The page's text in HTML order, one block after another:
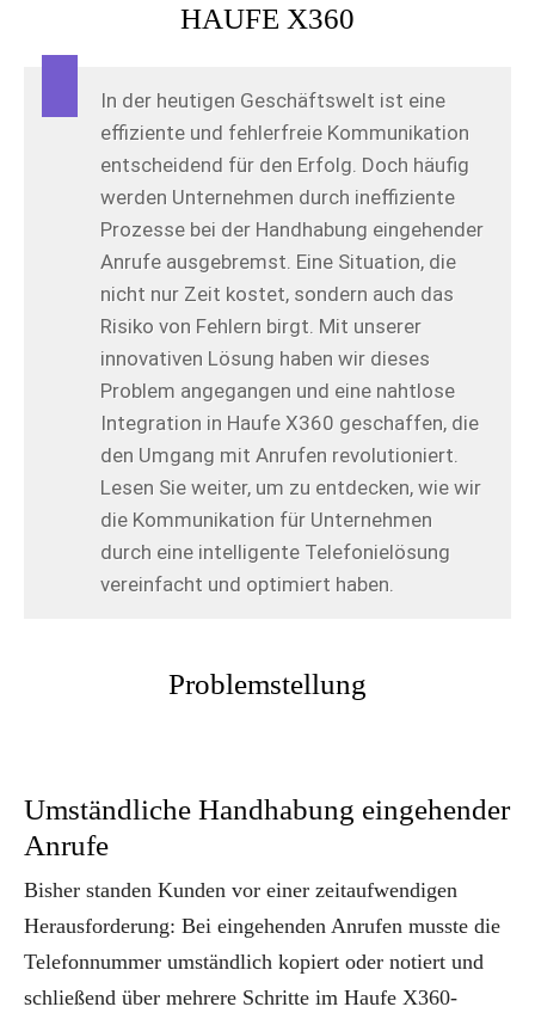
HAUFE X360
In der heutigen Geschäftswelt ist eine
effiziente und fehlerfreie Kommunikation
entscheidend für den Erfolg. Doch häufig
werden Unternehmen durch ineffiziente
Prozesse bei der Handhabung eingehender
Anrufe ausgebremst. Eine Situation, die
nicht nur Zeit kostet, sondern auch das
Risiko von Fehlern birgt. Mit unserer
innovativen Lösung haben wir dieses
Problem angegangen und eine nahtlose
Integration in Haufe X360 geschaffen, die
den Umgang mit Anrufen revolutioniert.
Lesen Sie weiter, um zu entdecken, wie wir
die Kommunikation für Unternehmen
durch eine intelligente Telefonielösung
vereinfacht und optimiert haben.
Problemstellung
Umständliche Handhabung eingehender
Anrufe
Bisher standen Kunden vor einer zeitaufwendigen
Herausforderung: Bei eingehenden Anrufen musste die
Telefonnummer umständlich kopiert oder notiert und
schließend über mehrere Schritte im Haufe X360-